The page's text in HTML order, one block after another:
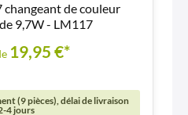
changeant de couleur
9,7W - LM117
19,95 €*
(9 pièces), délai de livraison
4 jours